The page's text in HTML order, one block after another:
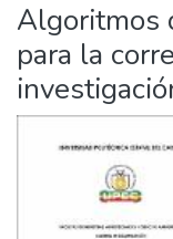
Estadísticas
Manuales
Algoritmos
para la